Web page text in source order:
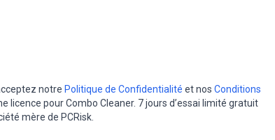
notre Politique de Confidentialité et nos Conditions
licence pour Combo Cleaner. 7 jours d’essai limité gratuit
mère de PCRisk.